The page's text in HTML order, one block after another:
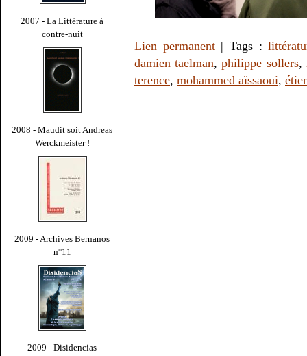
2007 - La Littérature à
contre-nuit
2008 - Maudit soit Andreas
Werckmeister !
2009 - Archives Bernanos
n°11
2009 - Disidencias
Lien permanent| Tags :
damien taelman,philippe sollers,
terence, mohammed aïssaoui,